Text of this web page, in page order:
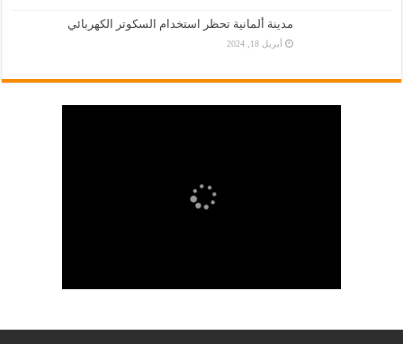
مدينة ألمانية تحظر استخدام السكوتر الكهربائي
أبريل 18, 2024